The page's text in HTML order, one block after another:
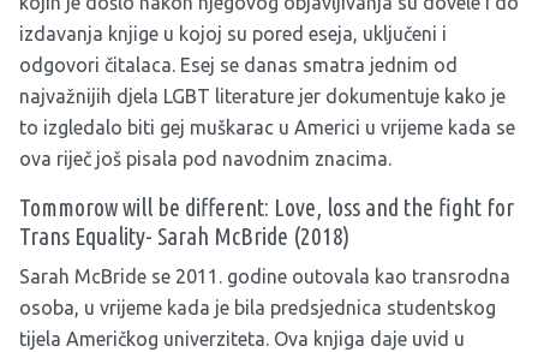
izdavanja knjige u kojoj su pored eseja, uključeni i
odgovori čitalaca. Esej se danas smatra jednim od
najvažnijih djela LGBT literature jer dokumentuje kako je
to izgledalo biti gej muškarac u Americi u vrijeme kada se
ova riječ još pisala pod navodnim znacima.
Tommorow will be different: Love, loss and the fight for
Trans Equality- Sarah McBride (2018)
Sarah McBride se 2011. godine outovala kao transrodna
osoba, u vrijeme kada je bila predsjednica studentskog
tijela Američkog univerziteta. Ova knjiga daje uvid u